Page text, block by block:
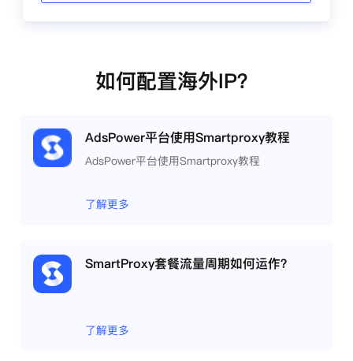
如何配置海外IP？
AdsPower平台使用Smartproxy教程
AdsPower平台使用Smartproxy教程
了解更多
SmartProxy套餐流量周期如何运作？
了解更多